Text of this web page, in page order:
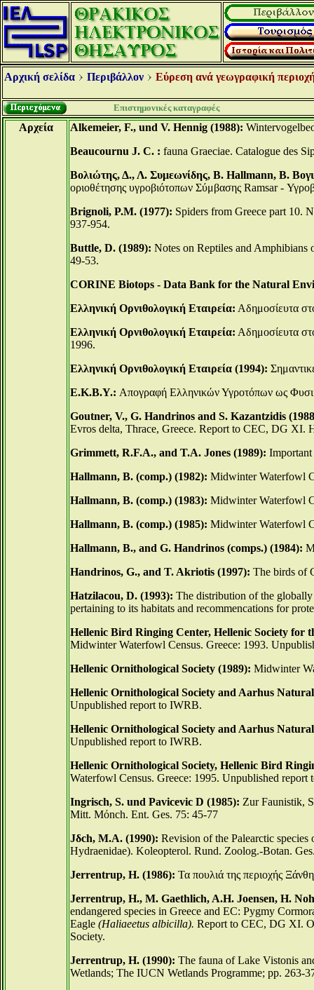
Αρχική σελίδα Περιβάλλον Εύρεση ανά γεωγραφική
Επιστημονικές καταγραφές
Αρχεία Alkemeier, F., und V. Hennig (1988):
Beaucournu J. C. : fauna Graeciae. Catalogue des
Βολιώτης, Δ., Λ. Συμεωνίδης, B. Hallmann, Β.
οριοθέτησης υγροβιότοπων Σύμβασης Ramsar -
Brignoli, P.M. (1977): Spiders from Greece part 10.
937-954.
Buttle, D. (1989): Notes on Reptiles and Amphibians
49-53.
CORINE Biotops - Data Bank for the Natural
Ελληνική Ορνιθολογική Εταιρεία: Αδημοσίευτα
Ελληνική Ορνιθολογική Εταιρεία: Αδημοσίευτα
1996.
Ελληνική Ορνιθολογική Εταιρεία (1994):
Ε.Κ.Β.Υ.: Απογραφή Ελληνικών Υγροτόπων ως
Goutner, V., G. Handrinos and S. Kazantzidis
Evros delta, Thrace, Greece. Report to CEC, DG XI.
Grimmett, R.F.A., and T.A. Jones (1989):
Hallmann, B. (comp.) (1982): Midwinter Waterfowl
Hallmann, B. (comp.) (1983): Midwinter Waterfowl
Hallmann, B. (comp.) (1985): Midwinter Waterfowl
Hallmann, B., and G. Handrinos (comps.) (1984):
Handrinos, G., and T. Akriotis (1997): The birds of
Hatzilacou, D. (1993): The distribution of the
pertaining to its habitats and recommencations for
Hellenic Bird Ringing Center, Hellenic Society for
Midwinter Waterfowl Census. Greece: 1993.
Hellenic Ornithological Society (1989): Midwinter
Hellenic Ornithological Society and Aarhus
Unpublished report to IWRB.
Hellenic Ornithological Society and Aarhus
Unpublished report to IWRB.
Hellenic Ornithological Society, Hellenic Bird
Waterfowl Census. Greece: 1995. Unpublished report
Ingrisch, S. und Pavicevic D (1985): Zur Faunistik,
Mitt. Mόnch. Ent. Ges. 75: 45-77
Jδch, M.A. (1990): Revision of the Palearctic species
Hydraenidae). Koleopterol. Rund. Zoolog.-Botan.
Jerrentrup, H. (1986): Τα πουλιά της περιοχής
Jerrentrup, H., M. Gaethlich, A.H. Joensen, H.
endangered species in Greece and EC: Pygmy
Eagle (Haliaeetus albicilla). Report to CEC, DG XI.
Society.
Jerrentrup, H. (1990): The fauna of Lake Vistonis
Wetlands; The IUCN Wetlands Programme; pp. 263-